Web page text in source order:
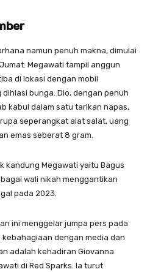
namun penuh makna, dimulai
Megawati tampil anggun
di lokasi dengan mobil
bunga. Dio, dengan penuh
kabul dalam satu tarikan napas,
seperangkat alat salat, uang
emas seberat 8 gram.
kandung Megawati yaitu Bagus
wali nikah menggantikan
pada 2023.
ini menggelar jumpa pers pada
kebahagiaan dengan media dan
adalah kehadiran Giovanna
di Red Sparks. Ia turut